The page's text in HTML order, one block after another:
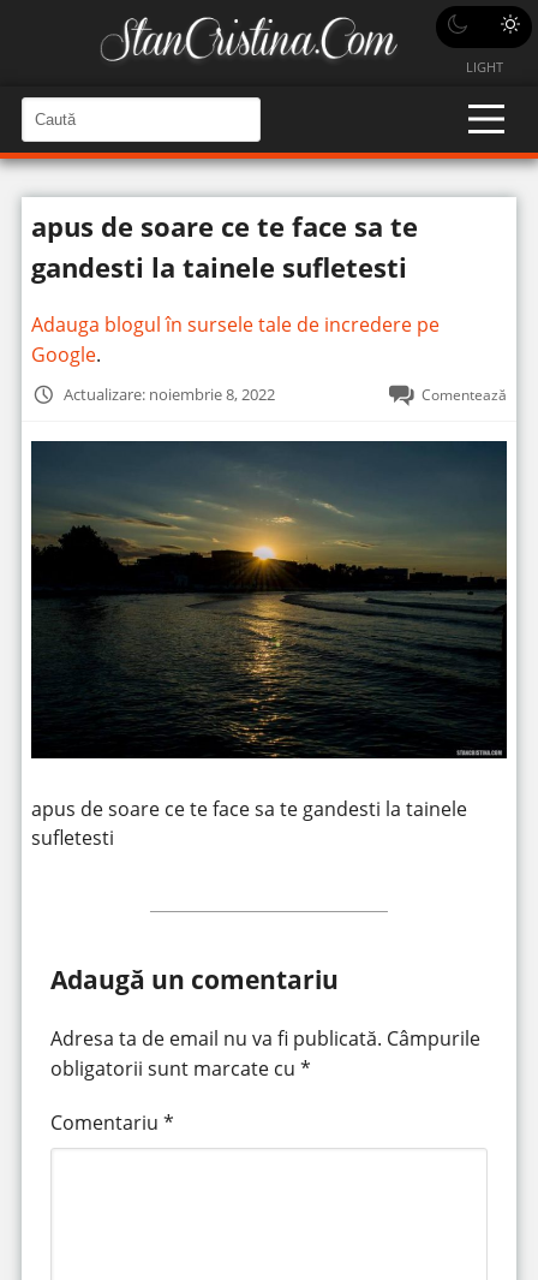
LIGHT
a
u
t
n
C
a
u
î
n
i
t
apus de soare ce te face sa te
gandesti la tainele sufletesti
Adauga blogul în sursele tale de incredere pe
Google.
Actualizare: noiembrie 8, 2022 Comentează
apus de soare ce te face sa te gandesti la tainele
sufletesti
Adaugă un comentariu
Adresa ta de email nu va fi publicată. Câmpurile
obligatorii sunt marcate cu *
Comentariu *